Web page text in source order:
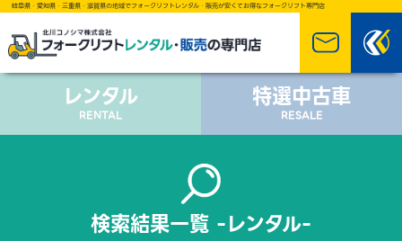
岐阜県・愛知県・三重県・滋賀県の地域でフォークリフトレンタル・販売が安くてお得なフォークリフト専門店
レンタル
RENTAL
特選中古車
RESALE
検索結果一覧 -レンタル-